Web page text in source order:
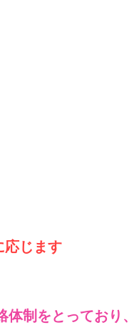
じます
制をとっており、